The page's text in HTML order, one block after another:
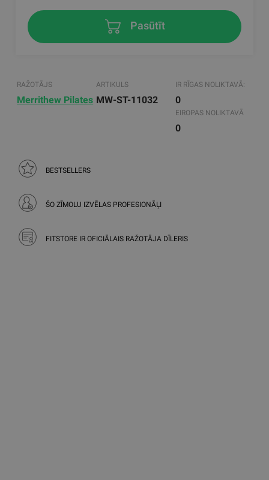
Pasūtīt
RAŽOTĀJS
Merrithew Pilates
ARTIKULS
MW-ST-11032
IR RĪGAS NOLIKTAVĀ:
0
EIROPAS NOLIKTAVĀ
0
BESTSELLERS
ŠO ZĪMOLU IZVĒLAS PROFESIONĀĻI
FITSTORE IR OFICIĀLAIS RAŽOTĀJA DĪLERIS